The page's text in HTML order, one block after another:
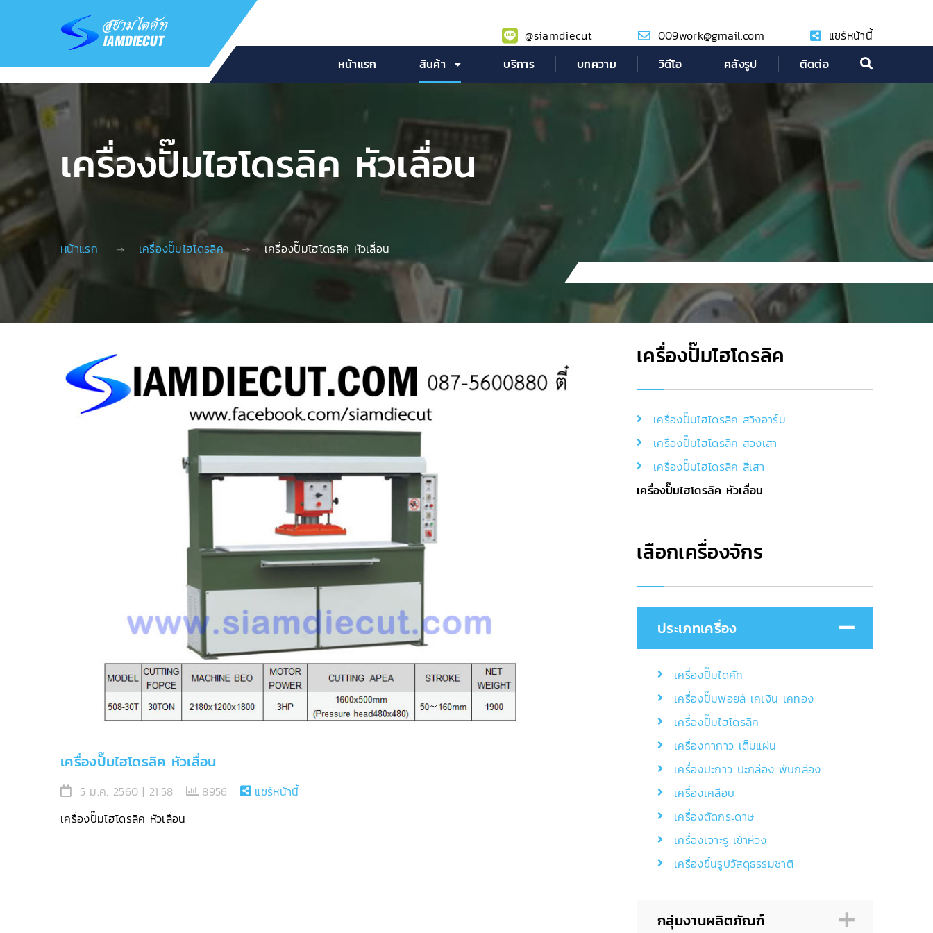
@siamdiecut 009work@gmail.com
แชร์หน้านี้
หน้าแรก
สินค้า บริการ บทความ วิดีโอ คลังรูป ติดต่อ
เครื่องปั๊มไฮโดรลิค หัวเลื่อน
หน้าแรก เครื่องปั๊มไฮโดรลิค เครื่องปั๊มไฮโดรลิค หัวเลื่อน
เครื่องปั๊มไฮโดรลิค หัวเลื่อน
5 ม.ค. 2560 | 21:58 8956
แชร์หน้านี้
เครื่องปั๊มไฮโดรลิค หัวเลื่อน
เครื่องปั๊มไฮโดรลิค
เครื่องปั๊มไฮโดรลิค สวิงอาร์ม
เครื่องปั๊มไฮโดรลิค สองเสา
เครื่องปั๊มไฮโดรลิค สี่เสา
เครื่องปั๊มไฮโดรลิค หัวเลื่อน
เลือกเครื่องจักร
ประเภทเครื่อง
เครื่องปั๊มไดคัท
เครื่องปั๊มฟอยล์ เคเงิน เคทอง
เครื่องปั๊มไฮโดรลิค
เครื่องทากาว เต็มแผ่น
เครื่องปะกาว ปะกล่อง พับกล่อง
เครื่องเคลือบ
เครื่องตัดกระดาษ
เครื่องเจาะรู เข้าห่วง
เครื่องขึ้นรูปวัสดุธรรมชาติ
กลุ่มงานผลิตภัณฑ์